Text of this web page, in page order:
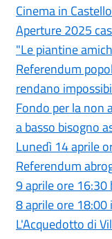
Cinema in
Aperture 2025
"Le piantine
Referendum
rendano
Fondo per la non
a basso bisogno
Lunedì 14 aprile
Referendum
9 aprile ore
8 aprile ore
L'Acquedotto di